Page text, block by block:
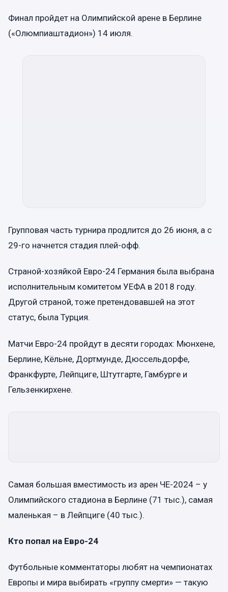
Финал пройдет на Олимпийской арене в Берлине
(«Олюмпиаштадион») 14 июля.
Групповая часть турнира продлится до 26 июня, а с
29-го начнется стадия плей-офф.
Страной-хозяйкой Евро-24 Германия была выбрана
исполнительным комитетом УЕФА в 2018 году.
Другой страной, тоже претендовавшей на этот
статус, была Турция.
Матчи Евро-24 пройдут в десяти городах: Мюнхене,
Берлине, Кёльне, Дортмунде, Дюссельдорфе,
Франкфурте, Лейпциге, Штутгарте, Гамбурге и
Гельзенкирхене.
Самая большая вместимость из арен ЧЕ-2024 – у
Олимпийского стадиона в Берлине (71 тыс.), самая
маленькая – в Лейпциге (40 тыс.).
Кто попал на Евро-24
Футбольные комментаторы любят на чемпионатах
Европы и мира выбирать «группу смерти» — такую